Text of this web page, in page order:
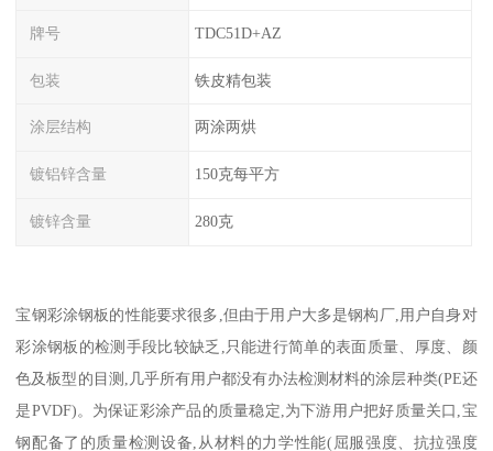
牌号 TDC51D+AZ
包装 铁皮精包装
涂层结构 两涂两烘
镀铝锌含量 150克每平方
镀锌含量 280克
宝钢彩涂钢板的性能要求很多,但由于用户大多是钢构厂,用户自身对
彩涂钢板的检测手段比较缺乏,只能进行简单的表面质量、厚度、颜
色及板型的目测,几乎所有用户都没有办法检测材料的涂层种类(PE还
是PVDF)。为保证彩涂产品的质量稳定,为下游用户把好质量关口,宝
钢配备了的质量检测设备,从材料的力学性能(屈服强度、抗拉强度